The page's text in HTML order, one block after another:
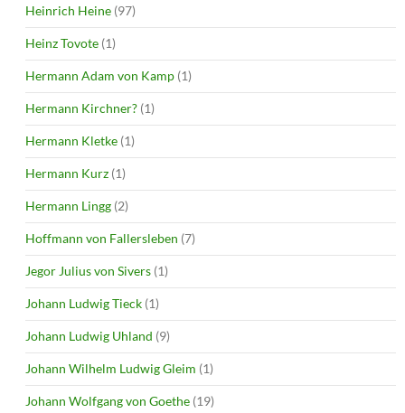
Heinrich Heine (97)
Heinz Tovote (1)
Hermann Adam von Kamp (1)
Hermann Kirchner? (1)
Hermann Kletke (1)
Hermann Kurz (1)
Hermann Lingg (2)
Hoffmann von Fallersleben (7)
Jegor Julius von Sivers (1)
Johann Ludwig Tieck (1)
Johann Ludwig Uhland (9)
Johann Wilhelm Ludwig Gleim (1)
Johann Wolfgang von Goethe (19)